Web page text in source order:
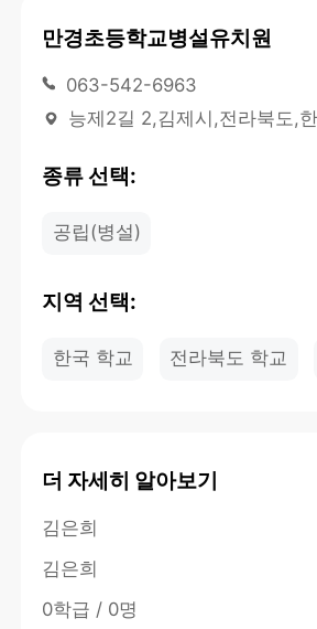
만경초등학교병설유치원
063-542-6963
능제2길 2,김제시,전라북도,
종류 선택:
공립(병설)
지역 선택:
한국 학교 전라북도 학교
더 자세히 알아보기
김은희
김은희
0학급 / 0명